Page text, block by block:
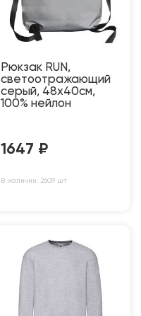
Рюкзак RUN,
светоотражающий
серый, 48х40см,
100% нейлон
1647 ₽
В наличии: 2609 шт